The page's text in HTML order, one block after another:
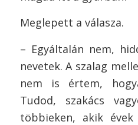
Meglepett a válasza.
– Egyáltalán nem,
nevetek. A szalag
nem is értem,
Tudod, szakács
többieken, akik